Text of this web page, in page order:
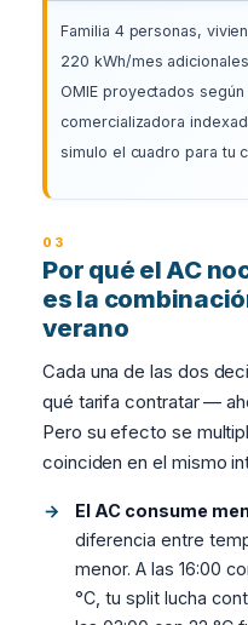
Familia 4 personas,
220 kWh/mes
OMIE proyectados
comercializadora
simulo el cuadro para tu
Por qué el AC
es la
verano
Cada una de las dos
qué tarifa contratar —
Pero su efecto se
coinciden en el mismo
El AC consume
diferencia entre
menor. A las 16:00
°C, tu split lucha